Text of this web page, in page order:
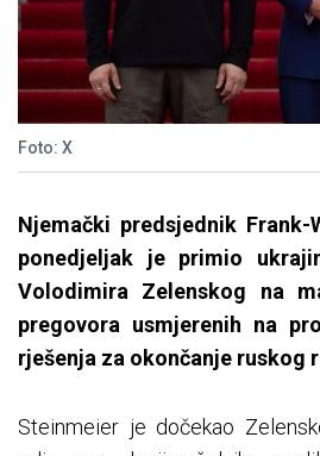
Foto: X
Njemački predsjednik
ponedjeljak je primio
Volodimira Zelenskog na
pregovora usmjerenih na
rješenja za okončanje ruskog
Steinmeier je dočekao